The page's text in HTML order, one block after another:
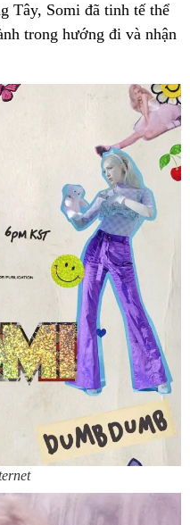
Tây, Somi đã tinh tế thể
trong hướng đi và nhận